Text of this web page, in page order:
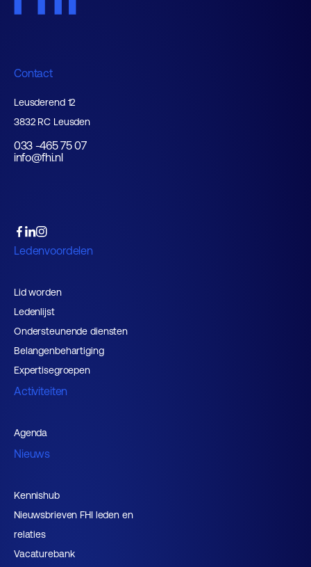
Contact
Leusderend 12
3832 RC Leusden
033 -465 75 07
info@fhi.nl
Ledenvoordelen
Lid worden
Ledenlijst
Ondersteunende diensten
Belangenbehartiging
Expertisegroepen
Activiteiten
Agenda
Nieuws
Kennishub
Nieuwsbrieven FHI leden en
relaties
Vacaturebank